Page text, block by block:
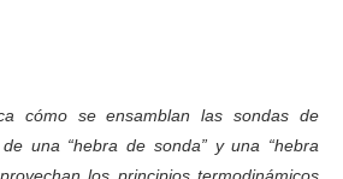
cómo se ensamblan las sondas de
una “hebra de sonda” y una “hebra
los principios termodinámicos